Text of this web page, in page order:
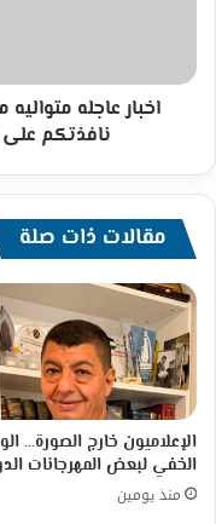
عبر
نافذتكم
همسة
الثقافه
اخبار عاجله
نافذتكم
مقالات ذات صلة
الإعلاميون خارج الصورة…
الخفي لبعض المهرجانات
منذ يومين